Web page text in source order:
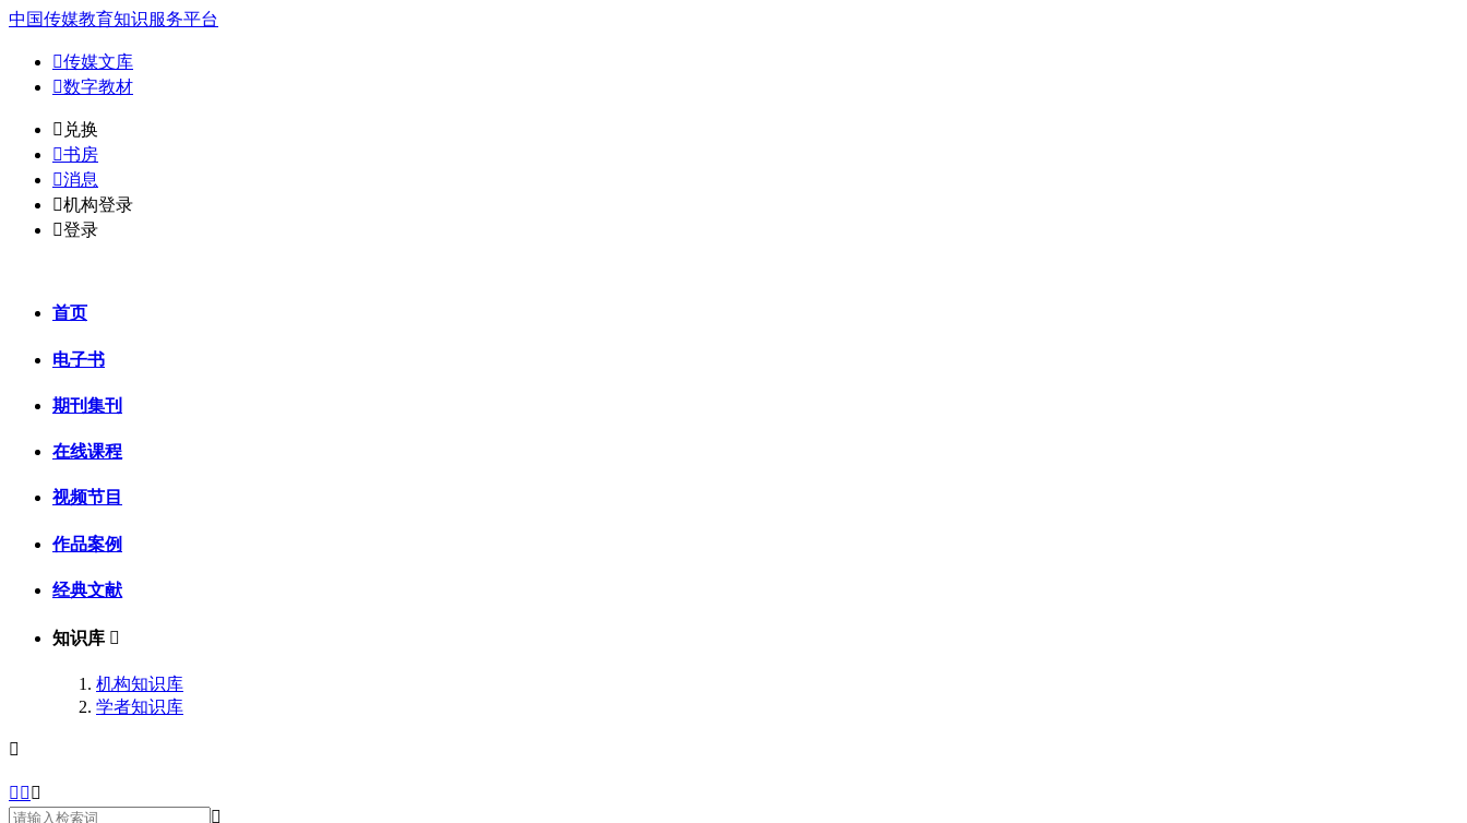
中国传媒教育知识服务平台
传媒文库
数字教材
𐈈 兑换
书房
消息
机构登录
登录
首页
电子书
期刊集刊
在线课程
视频节目
作品案例
经典文献
知识库 
机构知识库
学者知识库

  
